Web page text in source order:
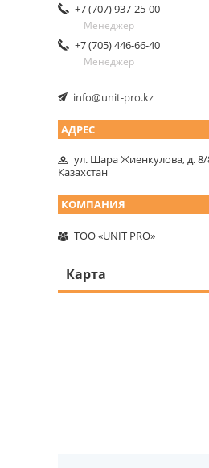
+7 (707) 937-25-00
Менеджер
+7 (705) 446-66-40
Менеджер
info@unit-pro.kz
ул. Шара Жиенкулова, д. 8/
Казахстан
ТОО «UNIT PRO»
Карта